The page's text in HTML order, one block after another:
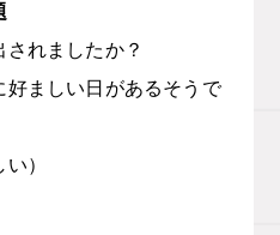
れましたか？
好ましい日があるそうで
）